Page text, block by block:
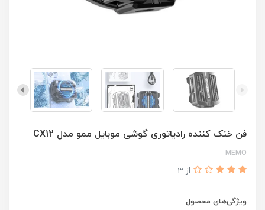
فن خنک کننده رادیاتوری گوشی موبایل ممو مدل CX12
MEMO
از 3
ویژگی‌های محصول